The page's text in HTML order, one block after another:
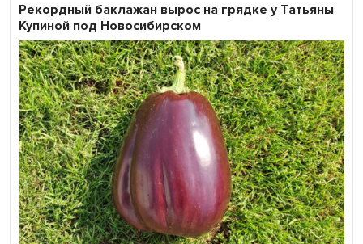
Рекордный баклажан вырос на грядке у Татьяны
Купиной под Новосибирском